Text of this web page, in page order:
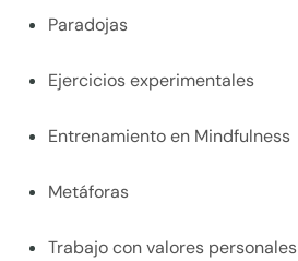
Paradojas
Ejercicios experimentales
Entrenamiento en Mindfulness
Metáforas
Trabajo con valores personales